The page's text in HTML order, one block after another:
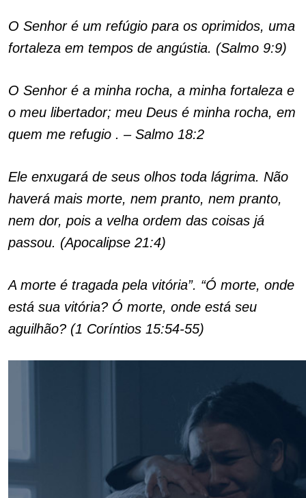
O Senhor é um refúgio para os oprimidos, uma
fortaleza em tempos de angústia. (Salmo 9:9)
O Senhor é a minha rocha, a minha fortaleza e
o meu libertador; meu Deus é minha rocha, em
quem me refugio . – Salmo 18:2
Ele enxugará de seus olhos toda lágrima. Não
haverá mais morte, nem pranto, nem pranto,
nem dor, pois a velha ordem das coisas já
passou. (Apocalipse 21:4)
A morte é tragada pela vitória”. “Ó morte, onde
está sua vitória? Ó morte, onde está seu
aguilhão? (1 Coríntios 15:54-55)